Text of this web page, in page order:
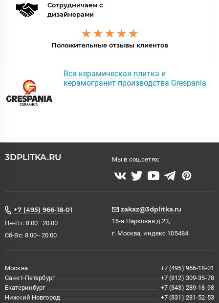
Сотрудничаем с
дизайнерами
Положительные отзывы клиентов
Вся керамическая плитка и
керамогранит производства Grespania
3DPLITKA.RU Мы в соц.сетях:
+7 (495) 966-18-01
Пн-Пт: 8:00–20:00
Сб-Вс: 8:00–20:00
zakaz@3dplitka.ru
16-я Парковая д.23,
г. Москва, индекс 105484
Москва
+7 (495) 966-18-01
Санкт-Петербург
+7 (812) 309-35-78
Екатеринбург
+7 (343) 289-18-98
Нижний Новгород
+7 (831) 281-52-53